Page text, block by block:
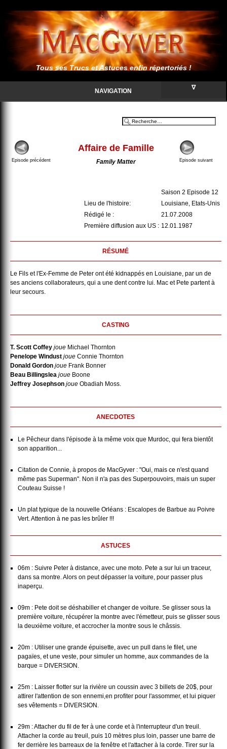
Tous ses Trucs et Astuces enfin répertoriés !
NAVIGATION ∇
Affaire de Famille
Episode précédent Family Matter Episode suivant
Saison 2 Episode 12
Lieu de l'histoire:
Louisiane, Etats-Unis
Rédigé le :
21.07.2008
Première diffusion aux US : 12.01.1987
RÉSUMÉ
Le Fils et l'Ex-Femme de Peter ont été kidnappés en Louisiane, par un de
ses anciens collaborateurs, qui a une dent contre lui. Mac et Pete partent à
leur secours.
CASTING
T. Scott Coffey joue Michael Thornton
Penelope Windust joue Connie Thornton
Donald Gordon joue Frank Bonner
Beau Billingslea joue Boone
Jeffrey Josephson joue Obadiah Moss.
ANECDOTES
Le Pêcheur dans l'épisode à la même voix que Murdoc, qui fera bientôt
son apparition...
Citation de Connie, à propos de MacGyver : "Oui, mais ce n'est quand
même pas Superman". Non il n'a pas des Superpouvoirs, mais un super
Couteau Suisse !
Un plat typique de la nouvelle Orléans : Escalopes de Barbue au Poivre
Vert. Attention à ne pas les brûler !!!
ASTUCES
06m : Suivre Peter à distance, avec une moto. Pete a sur lui un traceur,
dans sa montre. Alors on peut dépasser la voiture, pour passer plus
inaperçu.
09m : Pete doit se déshabiller et changer de voiture. Se glisser sous la
première voiture, récupérer la montre avec l'émetteur, puis se glisser sous
la deuxième voiture, et accrocher la montre sous le châssis.
20m : Utiliser une grande épuisette, avec un pull dans le filet, une
pagaïes, et une veste, pour simuler un homme, aux commandes de la
barque = DIVERSION.
25m : Laisser flotter sur la rivière un coussin avec 3 billets de 20$, pour
attirer l'attention de son ennemi,en profiter pour l'assommer, et lui piquer
ses vêtements = DIVERSION.
29m : Attacher du fil de fer à une corde et à l'interrupteur d'un treuil.
Attacher la corde au treuil, puis 10 mètres plus loin, passer une barre de
fer derrière les barreaux de la fenêtre et l'attacher à la corde. Tirer sur la